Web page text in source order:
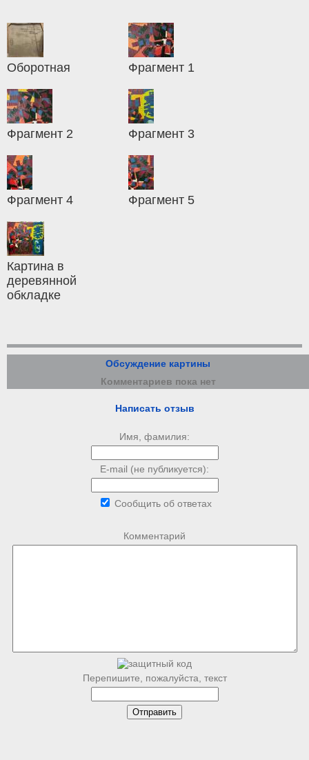
Оборотная Фрагмент 1
Фрагмент 2 Фрагмент 3
Фрагмент 4 Фрагмент 5
Картина в
деревянной
обкладке
Обсуждение картины
Комментариев пока нет
Написать отзыв
Имя, фамилия:
E-mail (не публикуется):
Сообщить об ответах
Комментарий
Перепишите, пожалуйста, текст